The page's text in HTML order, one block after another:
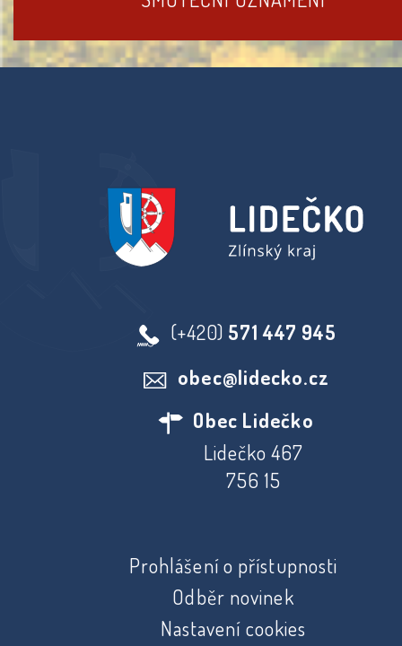
(+420) 571 447 945
obec@lidecko.cz
Obec Lidečko
Lidečko 467
756 15
Prohlášení o přístupnosti
Odběr novinek
Nastavení cookies